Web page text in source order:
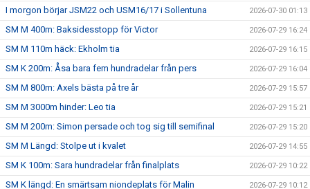
I morgon börjar JSM22 och USM16/17 i Sollentuna 2026-07-30 01:13
SM M 400m: Baksidesstopp för Victor 2026-07-29 16:24
SM M 110m häck: Ekholm tia 2026-07-29 16:15
SM K 200m: Åsa bara fem hundradelar från pers 2026-07-29 16:04
SM M 800m: Axels bästa på tre år 2026-07-29 15:57
SM M 3000m hinder: Leo tia 2026-07-29 15:21
SM M 200m: Simon persade och tog sig till semifinal 2026-07-29 15:20
SM M Längd: Stolpe ut i kvalet 2026-07-29 14:55
SM K 100m: Sara hundradelar från finalplats 2026-07-29 10:22
SM K längd: En smärtsam niondeplats för Malin 2026-07-29 10:12